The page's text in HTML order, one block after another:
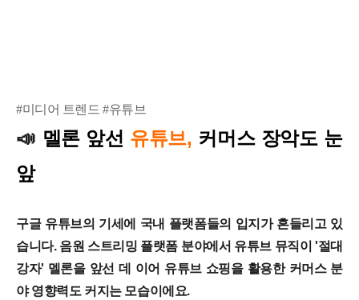
#미디어 트렌드 #유튜브
📣 멜론 앞선 유튜브, 커머스 장악도 눈
앞
구글 유튜브의 기세에 국내 플랫폼들의 입지가 흔들리고 있
습니다. 음원 스트리밍 플랫폼 분야에서 유튜브 뮤직이 '절대
강자' 멜론을 앞선 데 이어 유튜브 쇼핑을 활용한 커머스 분
야 영향력도 커지는 모습이에요.